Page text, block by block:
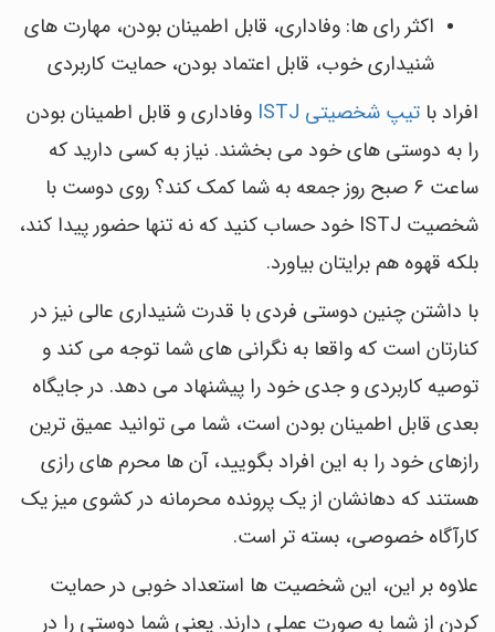
اکثر رای ها: وفاداری، قابل اطمینان بودن، مهارت های
شنیداری خوب، قابل اعتماد بودن، حمایت کاربردی
افراد با تیپ شخصیتی ISTJ
وفاداری و قابل اطمینان بودن
را به دوستی های خود می بخشند. نیاز به کسی دارید که
ساعت 6 صبح روز جمعه به شما کمک کند؟ روی دوست با
شخصیت ISTJ خود حساب کنید که نه تنها حضور پیدا کند،
بلکه قهوه هم برایتان بیاورد.
با داشتن چنین دوستی فردی با قدرت شنیداری عالی نیز در
کنارتان است که واقعا به نگرانی های شما توجه می کند و
توصیه کاربردی و جدی خود را پیشنهاد می دهد. در جایگاه
بعدی قابل اطمینان بودن است، شما می توانید عمیق ترین
رازهای خود را به این افراد بگویید، آن ها محرم های رازی
هستند که دهانشان از یک پرونده محرمانه در کشوی میز یک
کارآگاه خصوصی، بسته تر است.
علاوه بر این، این شخصیت ها استعداد خوبی در حمایت
کردن از شما به صورت عملی دارند. یعنی شما دوستی را در